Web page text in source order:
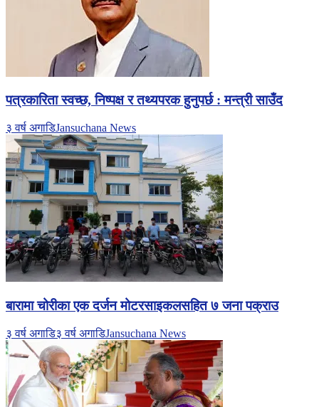
पत्रकारिता स्वच्छ, निष्पक्ष र तथ्यपरक हुनुपर्छ : मन्त्री साउँद
३ वर्ष अगाडिJansuchana News
बारामा चोरीका एक दर्जन मोटरसाइकलसहित ७ जना पक्राउ
३ वर्ष अगाडि३ वर्ष अगाडिJansuchana News